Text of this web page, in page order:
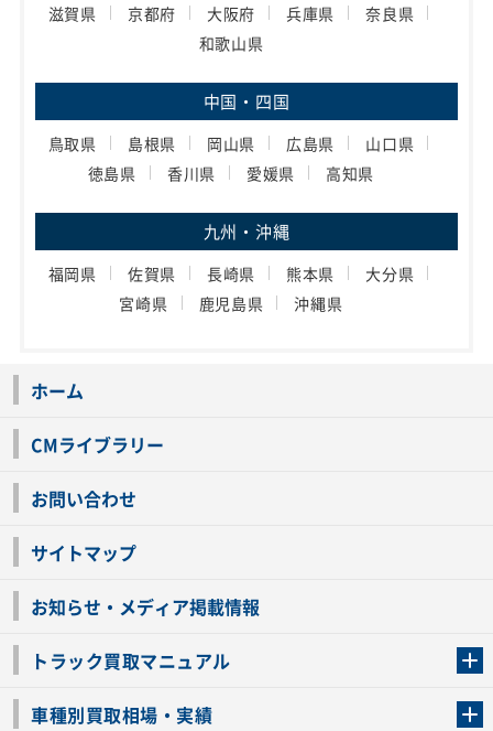
滋賀県 京都府 大阪府 兵庫県
奈良県
和歌山県
中国・四国
鳥取県 島根県 岡山県 広島県
山口県
徳島県
香川県 愛媛県 高知県
九州・沖縄
福岡県 佐賀県 長崎県 熊本県
大分県
宮崎県
鹿児島県 沖縄県
ホーム
CMライブラリー
お問い合わせ
サイトマップ
お知らせ・メディア掲載情報
トラック買取マニュアル
車種別買取相場・実績